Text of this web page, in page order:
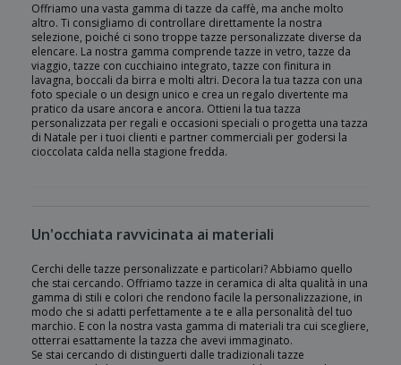
Offriamo una vasta gamma di tazze da caffè, ma anche molto
altro. Ti consigliamo di controllare direttamente la nostra
selezione, poiché ci sono troppe tazze personalizzate diverse da
elencare. La nostra gamma comprende tazze in vetro, tazze da
viaggio, tazze con cucchiaino integrato, tazze con finitura in
lavagna, boccali da birra e molti altri. Decora la tua tazza con una
foto speciale o un design unico e crea un regalo divertente ma
pratico da usare ancora e ancora. Ottieni la tua tazza
personalizzata per regali e occasioni speciali o progetta una tazza
di Natale per i tuoi clienti e partner commerciali per godersi la
cioccolata calda nella stagione fredda.
Un'occhiata ravvicinata ai materiali
Cerchi delle tazze personalizzate e particolari? Abbiamo quello
che stai cercando. Offriamo tazze in ceramica di alta qualità in una
gamma di stili e colori che rendono facile la personalizzazione, in
modo che si adatti perfettamente a te e alla personalità del tuo
marchio. E con la nostra vasta gamma di materiali tra cui scegliere,
otterrai esattamente la tazza che avevi immaginato.
Se stai cercando di distinguerti dalle tradizionali tazze